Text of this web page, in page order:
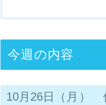
今週の内容
10月26日 （月）